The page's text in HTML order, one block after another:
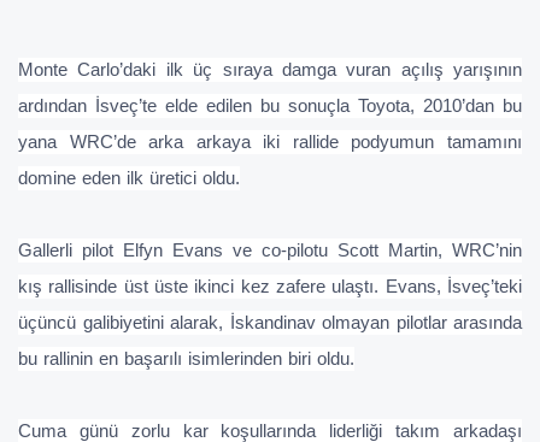
Monte Carlo’daki ilk üç sıraya damga vuran açılış yarışının
ardından İsveç’te elde edilen bu sonuçla Toyota, 2010’dan bu
yana WRC’de arka arkaya iki rallide podyumun tamamını
domine eden ilk üretici oldu.
Gallerli pilot Elfyn Evans ve co-pilotu Scott Martin, WRC’nin
kış rallisinde üst üste ikinci kez zafere ulaştı. Evans, İsveç’teki
üçüncü galibiyetini alarak, İskandinav olmayan pilotlar arasında
bu rallinin en başarılı isimlerinden biri oldu.
Cuma günü zorlu kar koşullarında liderliği takım arkadaşı